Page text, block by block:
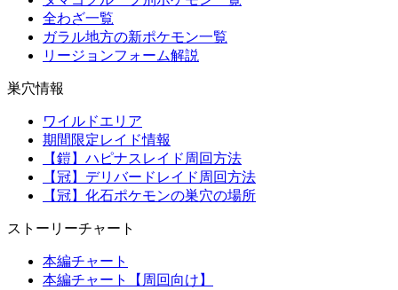
全わざ一覧
ガラル地方の新ポケモン一覧
リージョンフォーム解説
巣穴情報
ワイルドエリア
期間限定レイド情報
【鎧】ハピナスレイド周回方法
【冠】デリバードレイド周回方法
【冠】化石ポケモンの巣穴の場所
ストーリーチャート
本編チャート
本編チャート【周回向け】